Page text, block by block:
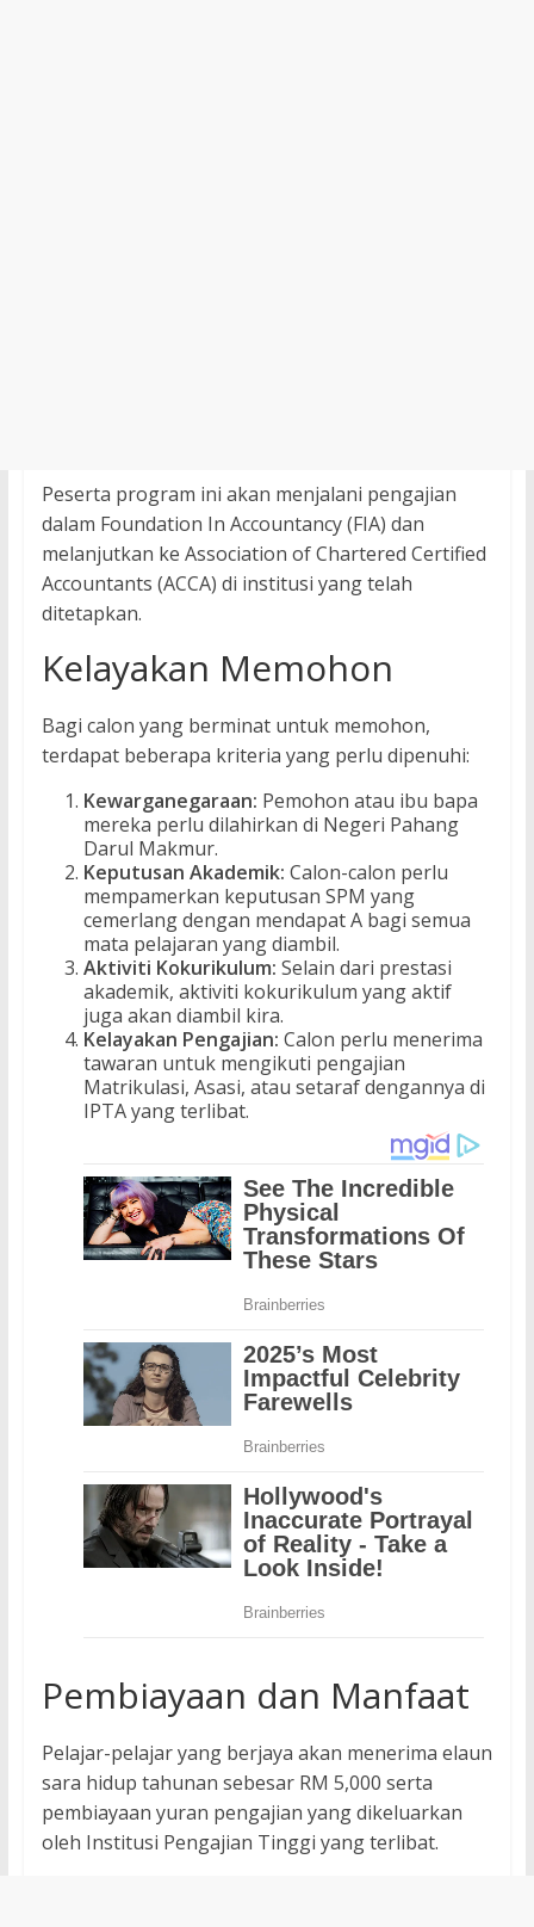
Peserta program ini akan menjalani pengajian
dalam Foundation In Accountancy (FIA) dan
melanjutkan ke Association of Chartered Certified
Accountants (ACCA) di institusi yang telah
ditetapkan.
Kelayakan Memohon
Bagi calon yang berminat untuk memohon,
terdapat beberapa kriteria yang perlu dipenuhi:
Kewarganegaraan: Pemohon atau ibu bapa
mereka perlu dilahirkan di Negeri Pahang
Darul Makmur.
Keputusan Akademik: Calon-calon perlu
mempamerkan keputusan SPM yang
cemerlang dengan mendapat A bagi semua
mata pelajaran yang diambil.
Aktiviti Kokurikulum: Selain dari prestasi
akademik, aktiviti kokurikulum yang aktif
juga akan diambil kira.
Kelayakan Pengajian: Calon perlu menerima
tawaran untuk mengikuti pengajian
Matrikulasi, Asasi, atau setaraf dengannya di
IPTA yang terlibat.
Pembiayaan dan Manfaat
Pelajar-pelajar yang berjaya akan menerima elaun
sara hidup tahunan sebesar RM 5,000 serta
pembiayaan yuran pengajian yang dikeluarkan
oleh Institusi Pengajian Tinggi yang terlibat.